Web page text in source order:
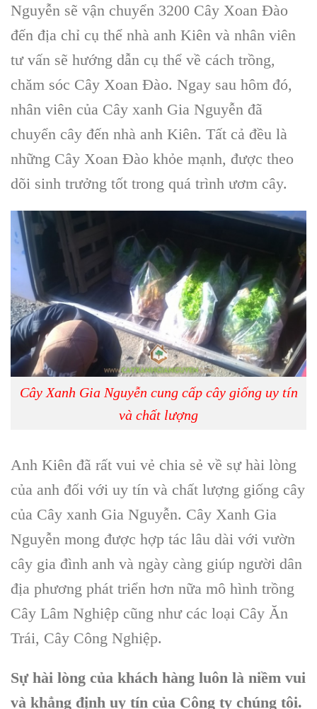
Nguyễn sẽ vận chuyển 3200 Cây Xoan Đào
đến địa chỉ cụ thể nhà anh Kiên và nhân viên
tư vấn sẽ hướng dẫn cụ thể về cách trồng,
chăm sóc Cây Xoan Đào. Ngay sau hôm đó,
nhân viên của Cây xanh Gia Nguyễn đã
chuyển cây đến nhà anh Kiên. Tất cả đều là
những Cây Xoan Đào khỏe mạnh, được theo
dõi sinh trưởng tốt trong quá trình ươm cây.
Cây Xanh Gia Nguyễn cung cấp cây giống uy tín
và chất lượng
Anh Kiên đã rất vui vẻ chia sẻ về sự hài lòng
của anh đối với uy tín và chất lượng giống cây
của Cây xanh Gia Nguyễn. Cây Xanh Gia
Nguyễn mong được hợp tác lâu dài với vườn
cây gia đình anh và ngày càng giúp người dân
địa phương phát triển hơn nữa mô hình trồng
Cây Lâm Nghiệp cũng như các loại Cây Ăn
Trái, Cây Công Nghiệp.
Sự hài lòng của khách hàng luôn là niềm vui
và khẳng định uy tín của Công ty chúng tôi.